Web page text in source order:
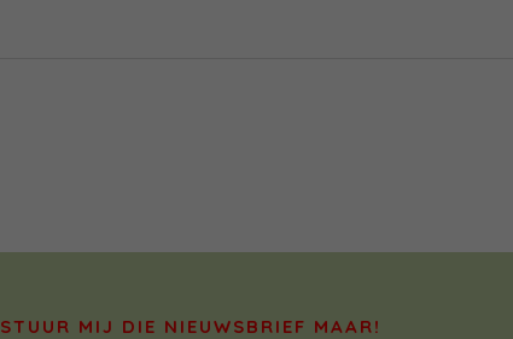
STUUR MIJ DIE NIEUWSBRIEF MAAR!